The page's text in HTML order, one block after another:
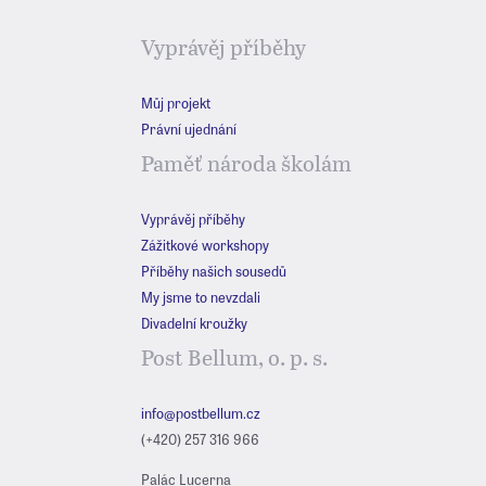
Vyprávěj příběhy
Můj projekt
Právní ujednání
Paměť národa školám
Vyprávěj příběhy
Zážitkové workshopy
Příběhy našich sousedů
My jsme to nevzdali
Divadelní kroužky
Post Bellum, o. p. s.
info@postbellum.cz
(+420) 257 316 966
Palác Lucerna